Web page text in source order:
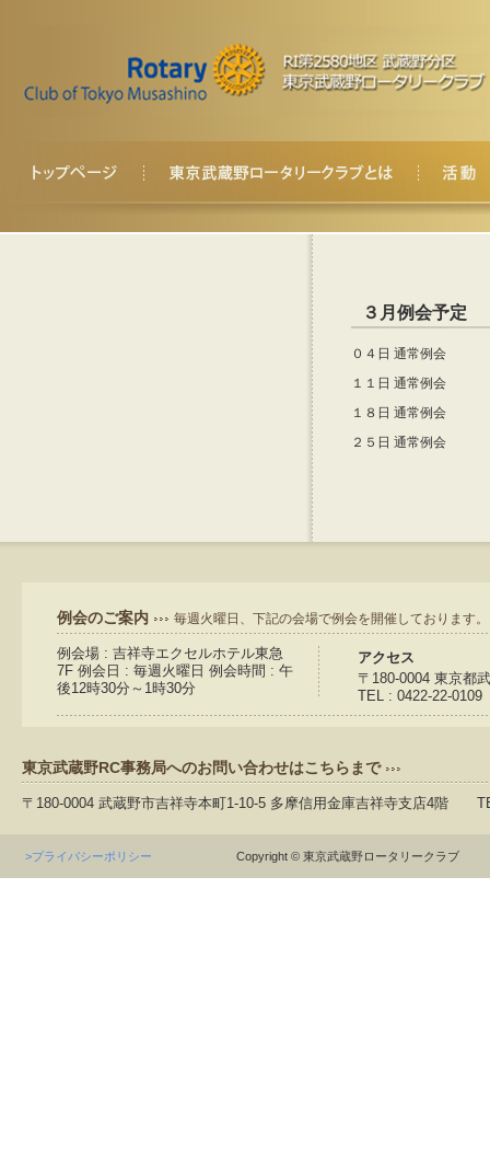
３月例会予定
０４日 通常例会
１１日 通常例会
１８日 通常例会
２５日 通常例会
例会のご案内 毎週火曜日、下記の会場で例会を開催しております。
例会場 : 吉祥寺エクセルホテル東急
7F 例会日 : 毎週火曜日 例会時間 : 午
後12時30分～1時30分
アクセス
〒180-0004 東京都
TEL : 0422-22-
東京武蔵野RC事務局へのお問い合わせはこちらまで
〒180-0004 武蔵野市吉祥寺本町1-10-5 多摩信用金庫吉祥寺支店4
>プライバシーポリシー Copyright © 東京武蔵野ロータリークラブ